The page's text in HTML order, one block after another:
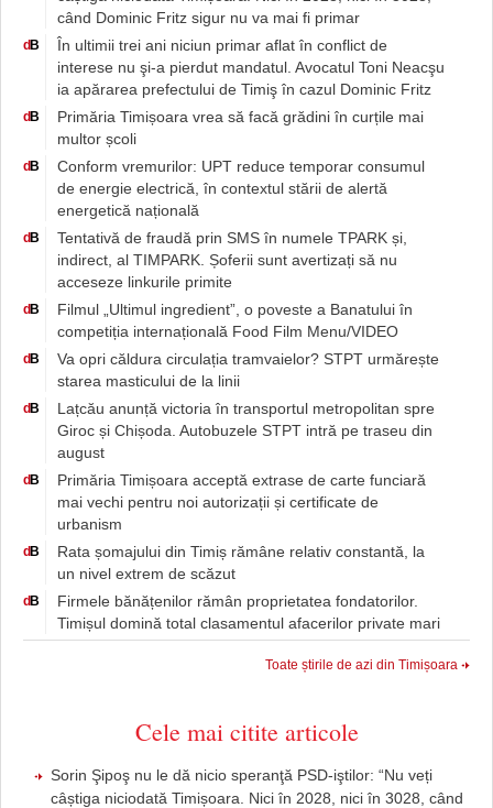
când Dominic Fritz sigur nu va mai fi primar
dB
În ultimii trei ani niciun primar aflat în conflict de
interese nu şi-a pierdut mandatul. Avocatul Toni Neacşu
ia apărarea prefectului de Timiş în cazul Dominic Fritz
dB
Primăria Timișoara vrea să facă grădini în curțile mai
multor școli
dB
Conform vremurilor: UPT reduce temporar consumul
de energie electrică, în contextul stării de alertă
energetică națională
dB
Tentativă de fraudă prin SMS în numele TPARK și,
indirect, al TIMPARK. Șoferii sunt avertizați să nu
acceseze linkurile primite
dB
Filmul „Ultimul ingredient”, o poveste a Banatului în
competiția internațională Food Film Menu/VIDEO
dB
Va opri căldura circulația tramvaielor? STPT urmărește
starea masticului de la linii
dB
Lațcău anunță victoria în transportul metropolitan spre
Giroc și Chișoda. Autobuzele STPT intră pe traseu din
august
dB
Primăria Timișoara acceptă extrase de carte funciară
mai vechi pentru noi autorizații și certificate de
urbanism
dB
Rata șomajului din Timiș rămâne relativ constantă, la
un nivel extrem de scăzut
dB
Firmele bănățenilor rămân proprietatea fondatorilor.
Timișul domină total clasamentul afacerilor private mari
Toate știrile de azi din Timișoara
Cele mai citite articole
Sorin Şipoş nu le dă nicio speranţă PSD-iştilor: “Nu veți
câștiga niciodată Timișoara. Nici în 2028, nici în 3028, când